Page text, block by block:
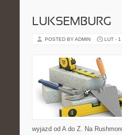
LUKSEMBURG
POSTED BY ADMIN LUT -
wyjazd od A do Z. Na